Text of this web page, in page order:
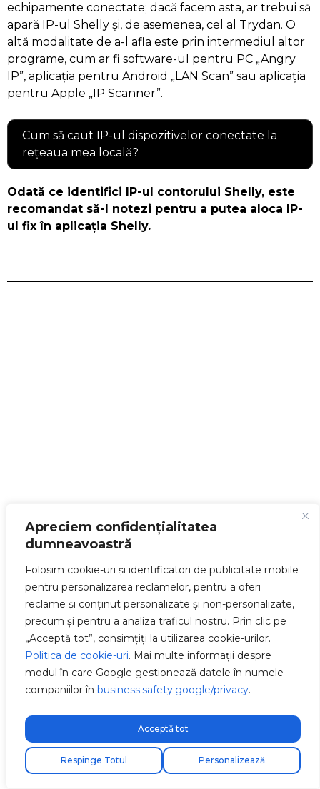
Apreciem confidențialitatea
dumneavoastră
Folosim cookie-uri și identificatori de publicitate mobile
pentru personalizarea reclamelor, pentru a oferi
reclame și conținut personalizate și non-personalizate,
precum și pentru a analiza traficul nostru. Prin clic pe
„Acceptă tot”, consimțiți la utilizarea cookie-urilor.
Politica de cookie-uri. Mai multe informații despre
modul în care Google gestionează datele în numele
companiilor în business.safety.google/privacy.
Personalizează
Respinge Totul
Acceptă tot
echipamente conectate; dacă facem asta, ar trebui să
apară IP-ul Shelly și, de asemenea, cel al Trydan. O
altă modalitate de a-l afla este prin intermediul altor
programe, cum ar fi software-ul pentru PC „Angry
IP”, aplicația pentru Android „LAN Scan” sau aplicația
pentru Apple „IP Scanner”.
Cum să caut IP-ul dispozitivelor conectate la
rețeaua mea locală?
Odată ce identifici IP-ul contorului Shelly, este
recomandat să-l notezi pentru a putea aloca IP-
ul fix în aplicația Shelly.